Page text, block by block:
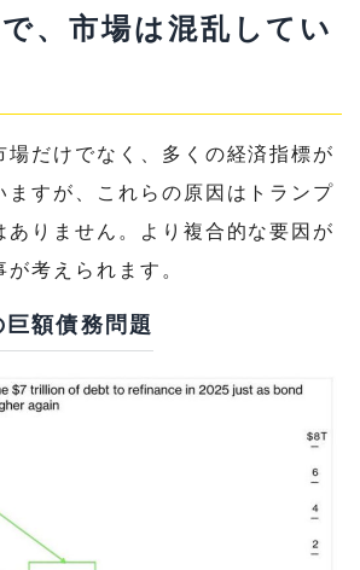
、市場は混乱してい
場だけでなく、多くの経済指標が
ますが、これらの原因はトランプ
ありません。より複合的な要因が
考えられます。
額債務問題